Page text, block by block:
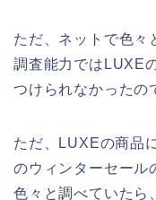
ただ、ネットで色々
調査能力ではLUXE
つけられなかったの
ただ、LUXEの商品
のウィンターセール
色々と調べていたら